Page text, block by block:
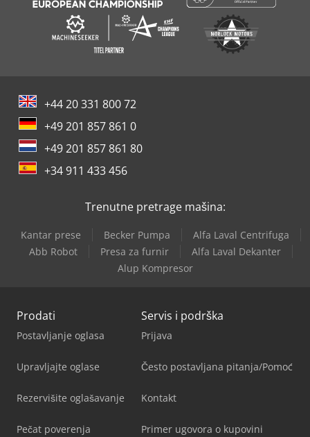
+44 20 331 800 72
+49 201 857 861 0
+49 201 857 861 80
+34 911 433 456
Trenutne pretrage mašina:
Kantar prese Becker Pumpa
Alfa Laval Centrifuga
Abb Robot
Presa za furnir
Alfa Laval Dekanter
Alup Kompresor
Prodati
Postavljanje oglasa
Upravljajte oglase
Rezervišite oglašavanje
Pečat poverenja
Servis i podrška
Prijava
Često postavljana pitanja/Pomoć
Kontakt
Primer ugovora o kupovini